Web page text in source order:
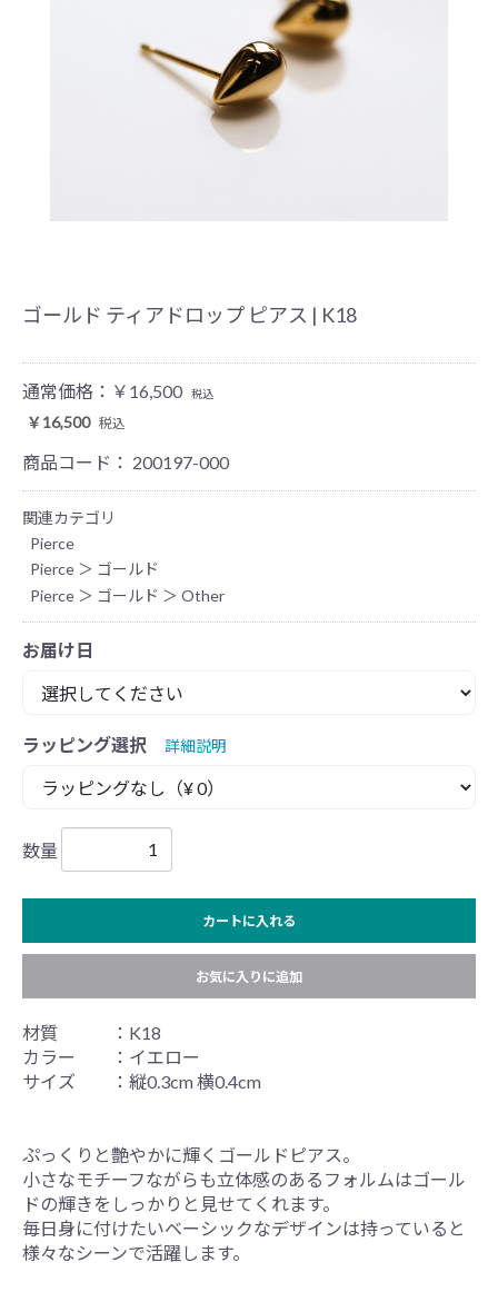
ゴールド ティアドロップ ピアス | K18
通常価格： ￥16,500 税込
￥16,500 税込
商品コード： 200197-000
関連カテゴリ
Pierce
Pierce ＞ ゴールド
Pierce ＞ ゴールド ＞ Other
お届け日
ラッピング選択 詳細説明
数量
カートに入れる
お気に入りに追加
材質 ：K18
カラー ：イエロー
サイズ ：縦0.3cm 横0.4cm
ぷっくりと艶やかに輝くゴールドピアス。
小さなモチーフながらも立体感のあるフォルムはゴール
ドの輝きをしっかりと見せてくれます。
毎日身に付けたいベーシックなデザインは持っていると
様々なシーンで活躍します。